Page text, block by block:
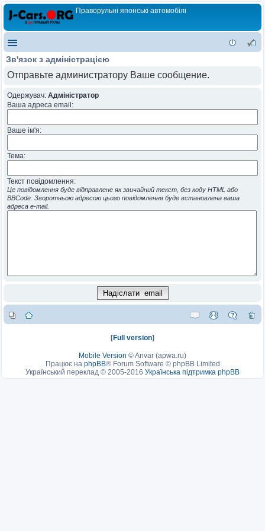
Праворульні японські автомобілі
Зв'язок з адміністрацією
Отправьте администратору Ваше сообщение.
Одержувач: Адміністратор
Ваша адреса email:
Ваше ім'я:
Тема:
Текст повідомлення:
Це повідомлення буде відправлене як звичайний текст, без коду HTML або
BBCode. Зворотньою адресою цього повідомлення буде встановлена ваша
адреса e-mail.
[Full version]
Mobile Version ©Anvar (apwa.ru)
Працює на phpBB® Forum Software © phpBB Limited
Український переклад © 2005-2016 Українська підтримка phpBB